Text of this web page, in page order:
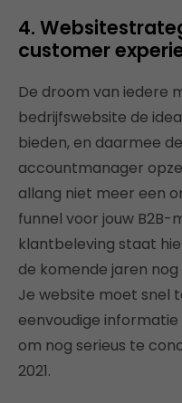
4.
customer
De droom van iedere
bedrijfswebsite de
bieden, en daarmee
accountmanager
allang niet meer een
funnel voor jouw B2B-
klantbeleving staat
de komende jaren
Je website moet snel
eenvoudige
om nog serieus te
2021.